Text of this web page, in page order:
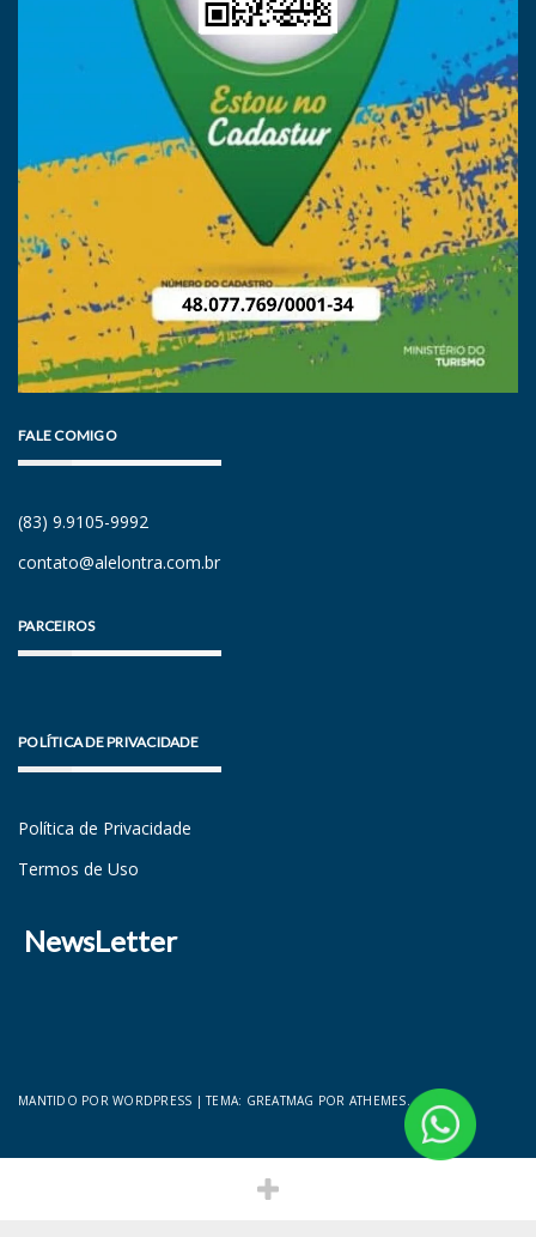
FALE COMIGO
(83) 9.9105-9992
contato@alelontra.com.br
PARCEIROS
POLÍTICA DE PRIVACIDADE
Política de Privacidade
Termos de Uso
NewsLetter
MANTIDO POR WORDPRESS |TEMA: GREATMAG POR ATHEMES.